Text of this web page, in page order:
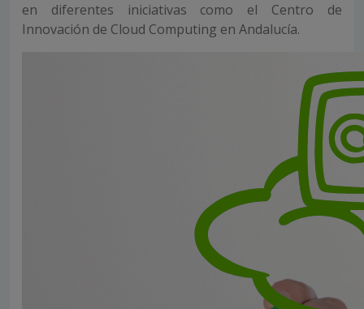
en diferentes iniciativas como el Centro de
Innovación de Cloud Computing en Andalucía.